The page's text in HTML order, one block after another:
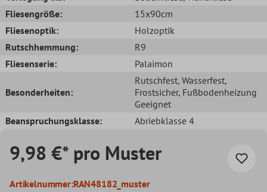
Fliesengröße:
15x90cm
Fliesenoptik:
Holzoptik
Rutschhemmung:
R9
Fliesenserie:
Palaimon
Besonderheiten:
Rutschfest, Wasserfest,
Frostsicher, Fußbodenheizung
Geeignet
Beanspruchungsklasse:
Abriebklasse 4
9,98 €* pro Muster
Artikelnummer:RAN48182_muster